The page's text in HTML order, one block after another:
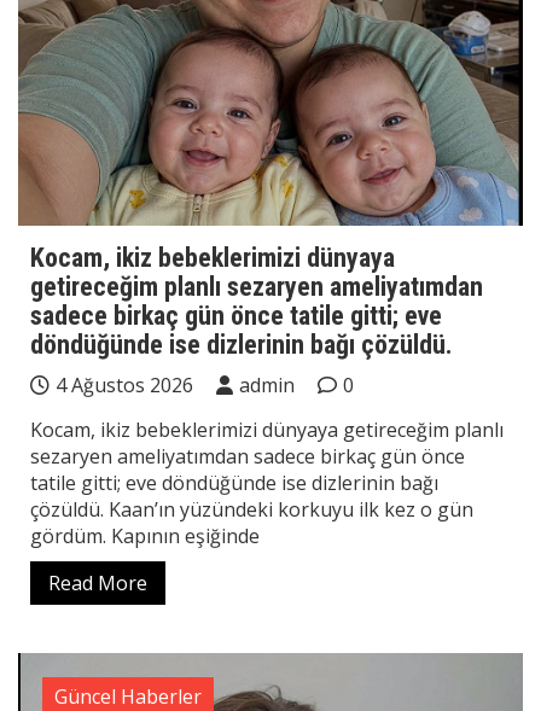
Kocam, ikiz bebeklerimizi dünyaya
getireceğim planlı sezaryen ameliyatımdan
sadece birkaç gün önce tatile gitti; eve
döndüğünde ise dizlerinin bağı çözüldü.
4 Ağustos 2026 admin
0
Kocam, ikiz bebeklerimizi dünyaya getireceğim planlı
sezaryen ameliyatımdan sadece birkaç gün önce
tatile gitti; eve döndüğünde ise dizlerinin bağı
çözüldü. Kaan’ın yüzündeki korkuyu ilk kez o gün
gördüm. Kapının eşiğinde
Read More
Güncel Haberler